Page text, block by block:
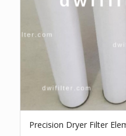
Precision Dryer Filter